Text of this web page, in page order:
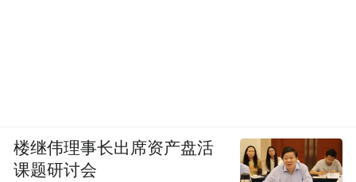
楼继伟理事长出席资产盘活
课题研讨会